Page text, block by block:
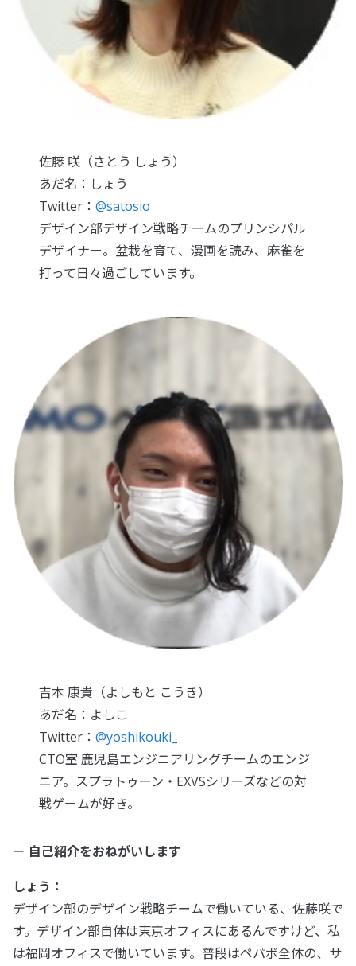
佐藤 咲（さとう しょう）
あだ名：しょう
Twitter：@satosio
デザイン部デザイン戦略チームのプリンシパル
デザイナー。 盆栽を育て、漫画を読み、麻雀を
打って日々過ごしています。
吉本 康貴（よしもと こうき）
あだ名：よしこ
Twitter：@yoshikouki_
CTO室 鹿児島エンジニアリングチームのエンジ
ニア。スプラトゥーン・EXVSシリーズなどの対
戦ゲームが好き。
－ 自己紹介をおねがいします
しょう：
デザイン部のデザイン戦略チームで働いている、佐藤咲で
す。デザイン部自体は東京オフィスにあるんですけど、私
は福岡オフィスで働いています。普段はペパボ全体の、サ